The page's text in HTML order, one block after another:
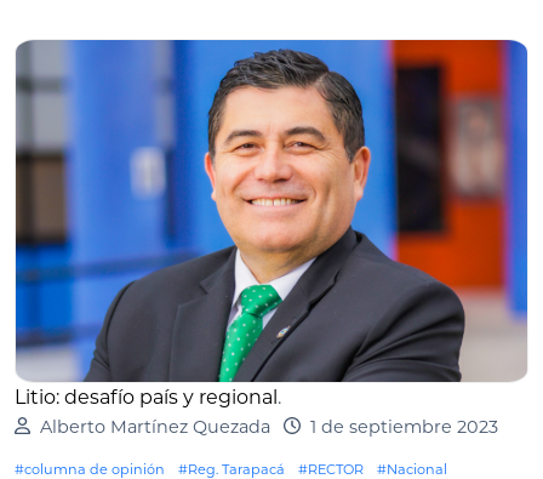
Litio: desafío país y regional.
Alberto Martínez Quezada 1 de septiembre 2023
#columna de opinión #Reg. Tarapacá #RECTOR #Nacional